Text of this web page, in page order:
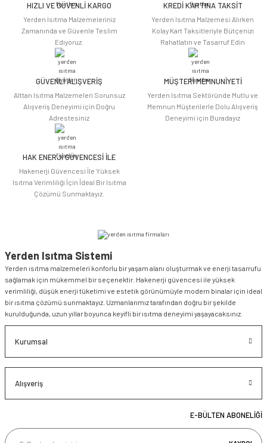
Ürün açıklamasında eksik bilgiler bulunuyor.
Ürün bilgilerinde hatalar bulunuyor.
Ürün fiyatı diğer sitelerden daha pahalı.
Bu ürüne benzer farklı alternatifler olmalı.
HIZLI VE GÜVENLİ KARGO
Yerden Isıtma Malzemeleriniz
Zamanında ve Güvenle Teslim
Ediyoruz.
KREDİ KARTINA TAKSİT
Yerden Isıtma Malzemesi Alırken
Kolay Kart Taksitleriyle Bütçenizi
Rahatlatın ve Tasarruf Edin
GÜVENLİ ALIŞVERİŞ
Alttan Isıtma Malzemeleri Sorunsuz
Alışveriş Deneyimi için Doğru
Adrestesiniz
MÜŞTERİ MEMNUNİYETİ
Yerden Isıtma Sektöründe Mutlu ve
Memnun Müşterilerle Dolu Alışveriş
Deneyimi için Buradayız
HAK ENERJİ GÜVENCESİ İLE
Hakenerji Güvencesi İle Yüksek
Isıtma Verimliliği İçin İdeal Bir Isıtma
Çözümü Sunmaktayız.
Yerden Isıtma Sistemi
Yerden ısıtma malzemeleri konforlu bir yaşam alanı oluşturmak ve enerji tasarrufu
sağlamak için mükemmel bir seçenektir. Hakenerji güvencesi ile yüksek
verimliliği, düşük enerji tüketimi ve estetik görünümüyle modern binalar için ideal
bir ısıtma çözümü sunmaktayız. Uzmanlarımız tarafından doğru bir şekilde
kurulduğunda, uzun yıllar boyunca keyifli bir ısıtma deneyimi yaşayacaksınız.
Kurumsal
Alışveriş
E-BÜLTEN ABONELİĞİ